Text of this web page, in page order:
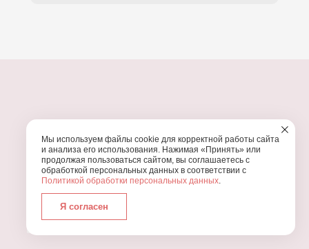
УЗНАЙТЕ, ПОЧЕМУ ПРОВЕДЕНИЕВАШЕГО
ПРАЗДНИКА СТОИТ ДОВЕРИТЬ НАМ
Работаем с 2016 года
Мы используем файлы cookie для корректной работы сайта
и анализа его использования. Нажимая «Принять» или
продолжая пользоваться сайтом, вы соглашаетесь с
обработкой персональных данных в соответствии с
Политикой обработки персональных данных.
Я согласен